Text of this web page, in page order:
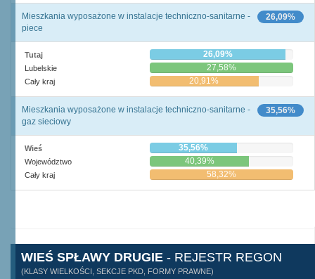
26,09%
Mieszkania wyposażone w instalacje techniczno-sanitarne -
piece
Tutaj 26,09%
Lubelskie 27,58%
Cały kraj 20,91%
35,56%
Mieszkania wyposażone w instalacje techniczno-sanitarne -
gaz sieciowy
Wieś 35,56%
Województwo 40,39%
Cały kraj 58,32%
WIEŚ SPŁAWY DRUGIE - REJESTR REGON
(KLASY WIELKOŚCI, SEKCJE PKD, FORMY PRAWNE)